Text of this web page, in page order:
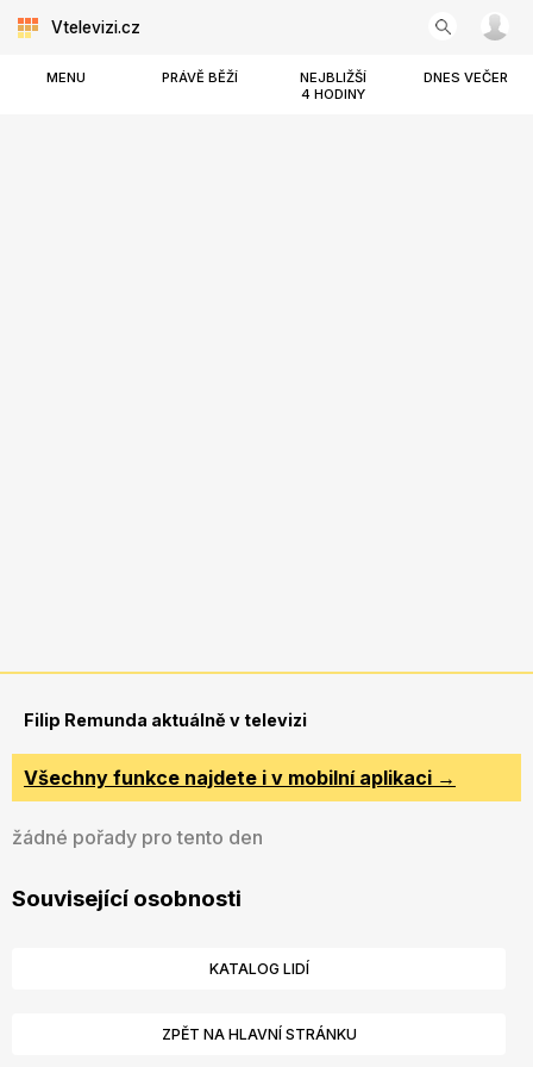
Vtelevizi.cz
MENU PRÁVĚ BĚŽÍ
NEJBLIŽŠÍ
4 HODINY
DNES VEČER
Filip Remunda aktuálně v televizi
Všechny funkce najdete i v mobilní aplikaci →
žádné pořady pro tento den
Související osobnosti
KATALOG LIDÍ
ZPĚT NA HLAVNÍ STRÁNKU